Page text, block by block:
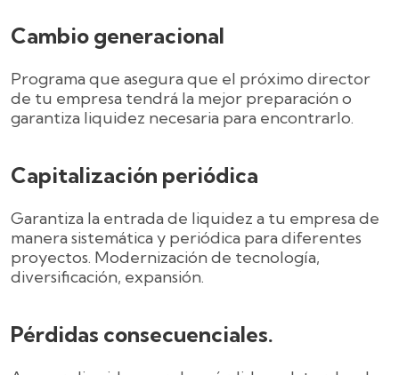
Cambio generacional
Programa que asegura que el próximo director
de tu empresa tendrá la mejor preparación o
garantiza liquidez necesaria para encontrarlo.
Capitalización periódica
Garantiza la entrada de liquidez a tu empresa de
manera sistemática y periódica para diferentes
proyectos. Modernización de tecnología,
diversificación, expansión.
Pérdidas consecuenciales.